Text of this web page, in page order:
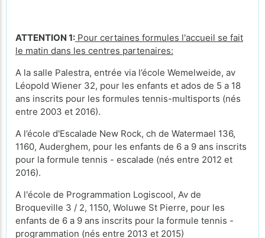
ATTENTION 1: Pour certaines formules l'accueil se fait
le matin dans les centres partenaires:
A la salle Palestra, entrée via l’école Wemelweide, av
Léopold Wiener 32, pour les enfants et ados de 5 a 18
ans inscrits pour les formules tennis-multisports (nés
entre 2003 et 2016).
A l’école d'Escalade New Rock, ch de Watermael 136,
1160, Auderghem, pour les enfants de 6 a 9 ans inscrits
pour la formule tennis - escalade (nés entre 2012 et
2016).
A l'école de Programmation Logiscool, Av de
Broqueville 3 / 2, 1150, Woluwe St Pierre, pour les
enfants de 6 a 9 ans inscrits pour la formule tennis -
programmation (nés entre 2013 et 2015)